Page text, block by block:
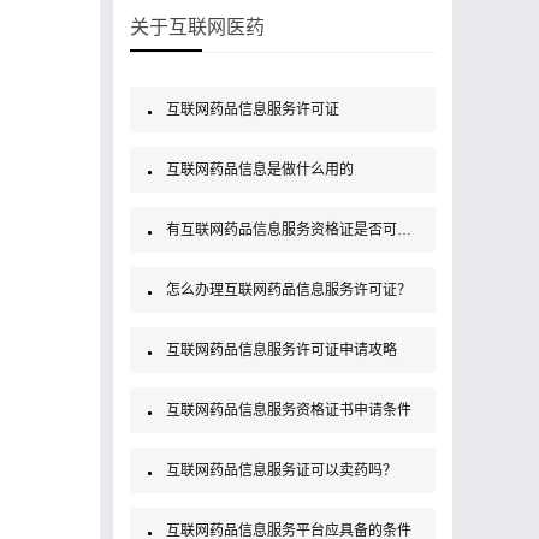
关于互联网医药
互联网药品信息服务许可证
互联网药品信息是做什么用的
有互联网药品信息服务资格证是否可以销售药品？
怎么办理互联网药品信息服务许可证？
互联网药品信息服务许可证申请攻略
互联网药品信息服务资格证书申请条件
互联网药品信息服务证可以卖药吗？
互联网药品信息服务平台应具备的条件